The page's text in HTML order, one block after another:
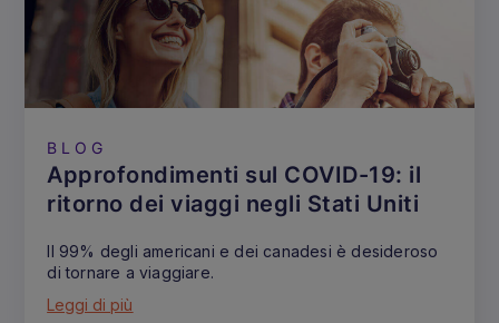
BLOG
Approfondimenti sul COVID-19: il
ritorno dei viaggi negli Stati Uniti
Il 99% degli americani e dei canadesi è desideroso
di tornare a viaggiare.
Leggi di più